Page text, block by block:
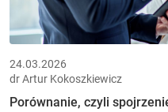
24.03.2026
dr Artur Kokoszkiewicz
Porównanie, czyli